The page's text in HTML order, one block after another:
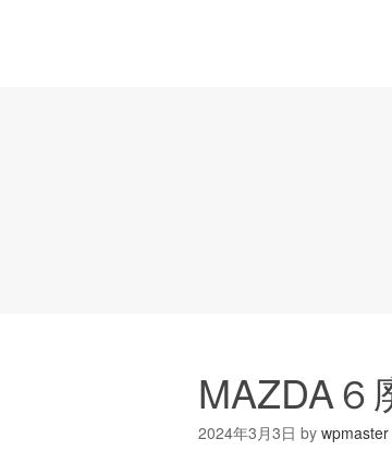
MAZDA６
2024年3月3日 by wpmaster